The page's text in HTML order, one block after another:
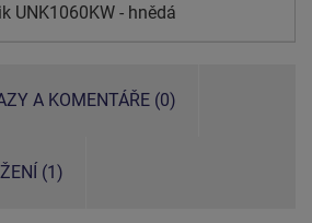
UNK1060KW - hnědá
A KOMENTÁŘE (0)
(1)